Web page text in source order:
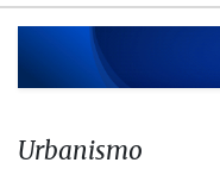
Urbanismo